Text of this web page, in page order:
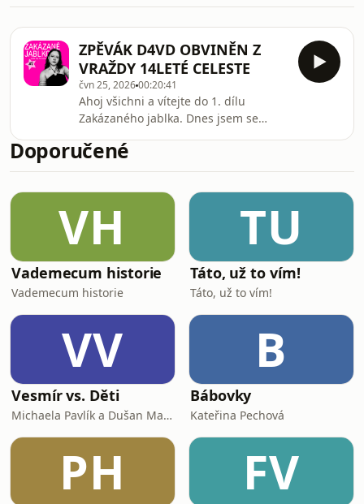
ZPĚVÁK D4VD OBVINĚN Z
VRAŽDY 14LETÉ CELESTE
čvn 25, 202600:20:41
Ahoj všichni a vítejte do 1. dílu
Zakázaného jablka. Dnes jsem se
Rivas Hernandez. Z její vraždy je
podezřelý americký zpěvák d4vd.
Doporučené
VH
Vademecum historie
Vademecum historie
TU
Táto, už to vím!
Táto, už to vím!
VV
Vesmír vs. Děti
Michaela Pavlík a Dušan Majer
B
Bábovky
Kateřina Pechová
PH FV